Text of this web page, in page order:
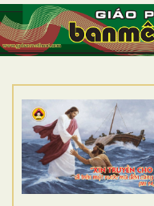
TRANG NHẤT
GIỚI THIỆU
DÒNG TU
BAN MỤC VỤ
ĐOÀN THỂ CG